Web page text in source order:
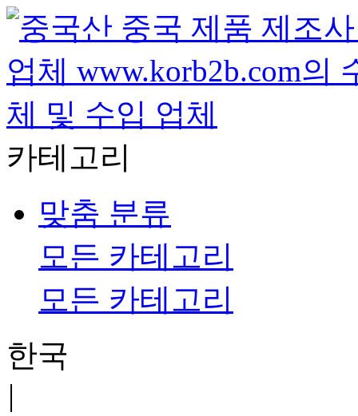
카테고리
맞춤 분류
모든 카테고리
모든 카테고리
한국
|